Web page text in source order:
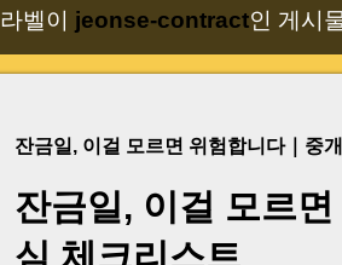
라벨이 jeonse-contract인 게시
잔금일, 이걸 모르면 위험합니다｜중
잔금일, 이걸 모르
심 체크리스트